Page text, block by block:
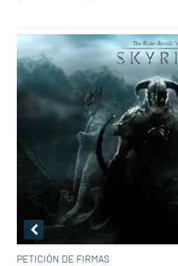
PETICIÓN DE FIRMAS